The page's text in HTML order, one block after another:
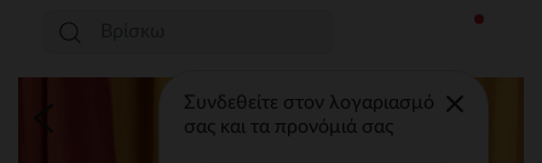
Συνδεθείτε στον λογαριασμό
σας και τα προνόμιά σας